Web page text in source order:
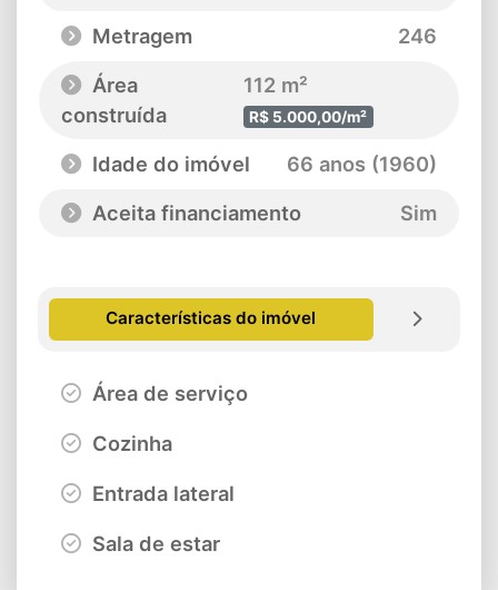
Metragem
246
Área
construída
112 m²
R$ 5.000,00/m²
Idade do imóvel
66 anos (1960)
Aceita financiamento
Sim
Características do imóvel
Área de serviço
Cozinha
Entrada lateral
Sala de estar